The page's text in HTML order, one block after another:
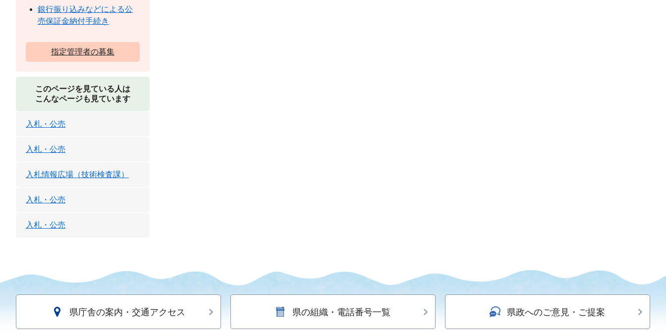
銀行振り込みなどによる公
売保証金納付手続き
指定管理者の募集
このページを見ている人は
こんなページも見ています
入札・公売
入札・公売
入札情報広場（技術検査課）
入札・公売
入札・公売
県庁舎の案内・交通アクセス 県の組織・電話番号一覧 県政へのご意見・ご提案